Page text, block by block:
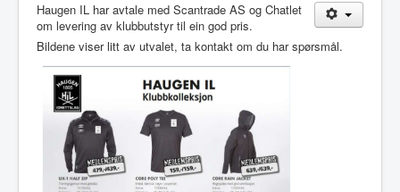
Haugen IL har avtale med Scantrade AS og Chatlet
om levering av klubbutstyr til ein god pris.
Bildene viser litt av utvalet, ta kontakt om du har spørsmål.